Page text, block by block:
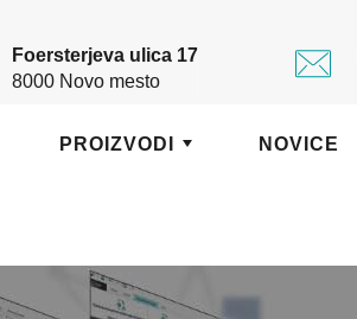
Foersterjeva ulica 17
8000 Novo mesto
PROIZVODI NOVICE